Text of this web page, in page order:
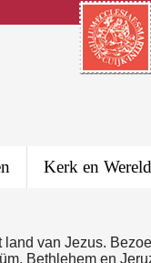
Kerk en Wereld
van Jezus.
Bethlehem en